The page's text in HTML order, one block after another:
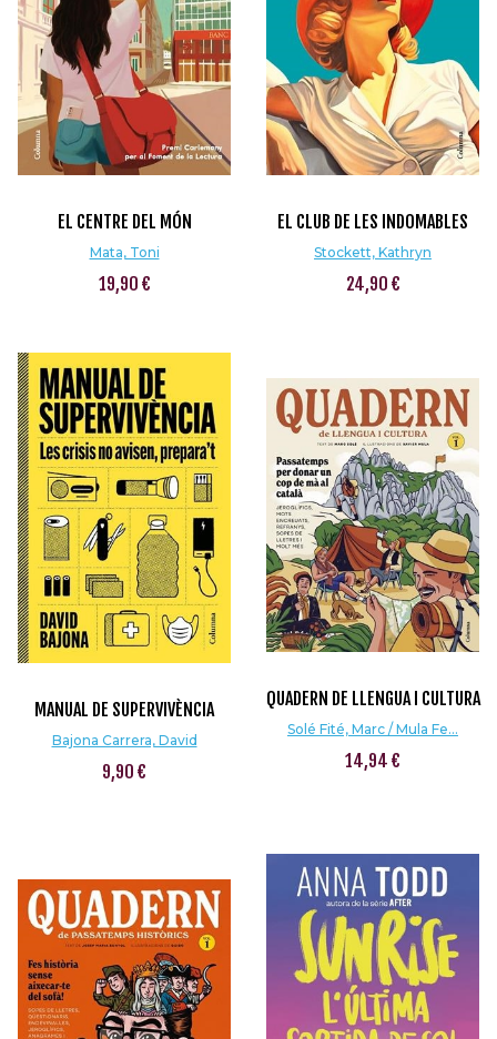
EL CENTRE DEL MÓN
Mata, Toni
19,90 €
EL CLUB DE LES INDOMABLES
Stockett, Kathryn
24,90 €
MANUAL DE SUPERVIVÈNCIA
Bajona Carrera, David
9,90 €
QUADERN DE LLENGUA I CULTURA
Solé Fité, Marc / Mula Fe...
14,94 €